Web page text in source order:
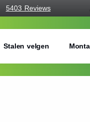
5403 Reviews
Stalen velgen